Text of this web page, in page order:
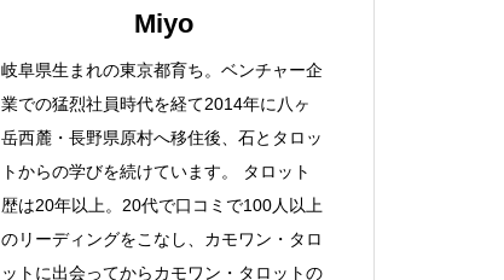
Miyo
岐阜県生まれの東京都育ち。ベンチャー企
業での猛烈社員時代を経て2014年に八ヶ
岳西麓・長野県原村へ移住後、石とタロッ
トからの学びを続けています。 タロット
歴は20年以上。20代で口コミで100人以上
のリーディングをこなし、カモワン・タロ
ットに出会ってからカモワン・タロットの